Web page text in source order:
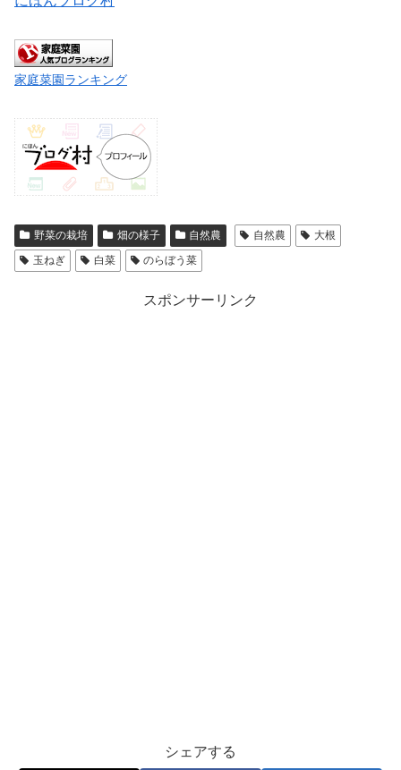
家庭菜園ランキング
野菜の栽培 畑の様子 自然農 自然農
大根
玉ねぎ
白菜 のらぼう菜
スポンサーリンク
シェアする